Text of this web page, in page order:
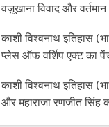
वज़ूखाना विवाद और
काशी विश्वनाथ इतिहास
प्लेस ऑफ वर्शिप एक्ट का
काशी विश्वनाथ इतिहास
और महाराजा रणजीत सिंह